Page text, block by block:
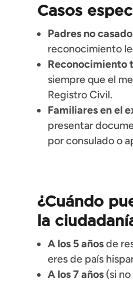
Casos
Padres no
reconocimiento
Reconocimiento
siempre que el
Registro Civil.
Familiares en el
presentar
por consulado o
¿Cuándo
la
A los 5 añosde
eres de país
A los 7 años(si no